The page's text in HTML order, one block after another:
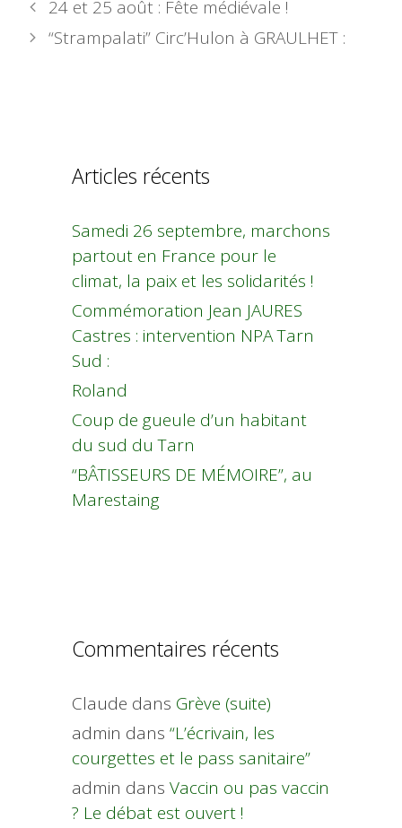
24 et 25 août : Fête médiévale !
“Strampalati” Circ’Hulon à GRAULHET :
Articles récents
Samedi 26 septembre, marchons
partout en France pour le
climat, la paix et les solidarités !
Commémoration Jean JAURES
Castres : intervention NPA Tarn
Sud :
Roland
Coup de gueule d’un habitant
du sud du Tarn
“BÂTISSEURS DE MÉMOIRE”, au
Marestaing
Commentaires récents
Claude dans Grève (suite)
admin dans “L’écrivain, les
courgettes et le pass sanitaire”
admin dans Vaccin ou pas vaccin
? Le débat est ouvert !